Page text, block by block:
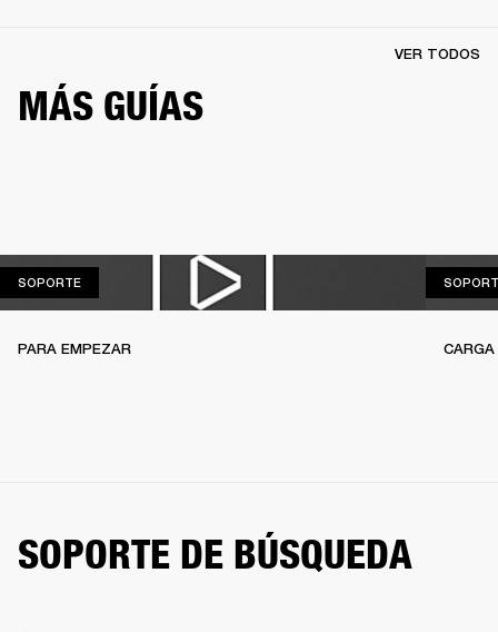
MÁS GUÍAS
VER TODOS
SOPORTESOPORTE
PARA EMPEZAR CARGA
SOPORTE DE BÚSQUEDA